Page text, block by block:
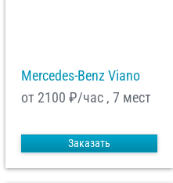
Mercedes-Benz Viano
от 2100 ₽/час , 7 мест
Заказать